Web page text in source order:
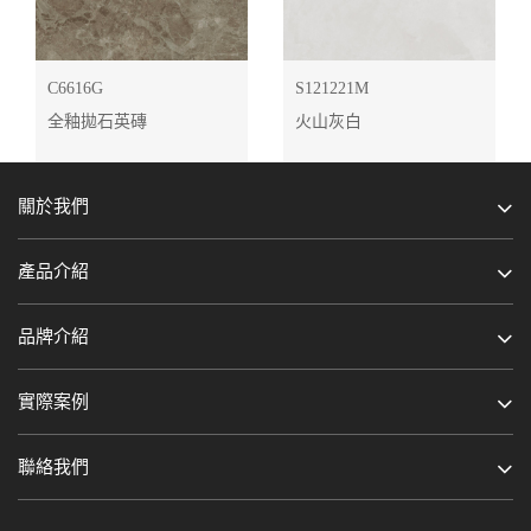
C6616G
全釉拋石英磚
S121221M
火山灰白
關於我們
產品介紹
品牌介紹
實際案例
聯絡我們